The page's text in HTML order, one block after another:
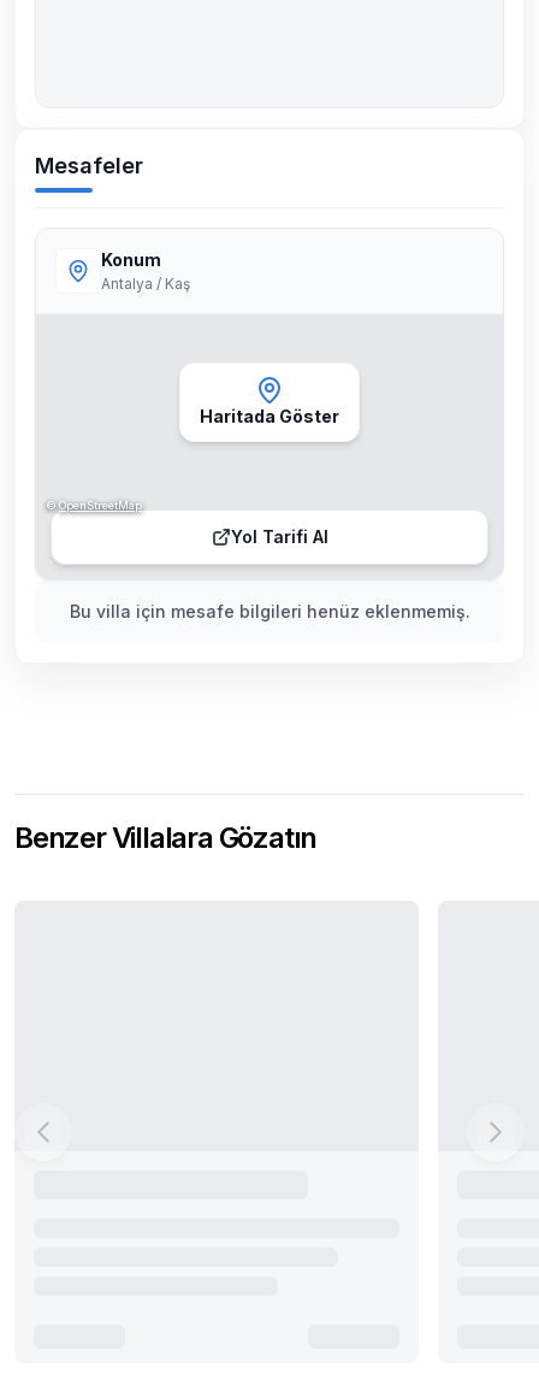
Mesafeler
Bu villa için mesafe bilgileri henüz eklenmemiş.
Konum
Antalya / Kaş
Haritada Göster
Yol Tarifi Al
©OpenStreetMap
Benzer Villalara Gözatın